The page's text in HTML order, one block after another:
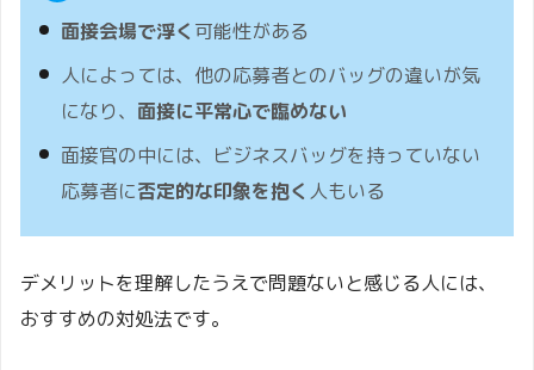
面接会場で浮く 可能性がある
人によっては、他の応募者とのバッグの違いが気
になり、 面接に平常心で臨めない
面接官の中には、ビジネスバッグを持っていない
応募者に否定的な印象を抱く 人もいる
デメリットを理解したうえで問題ないと感じる人には、
おすすめの対処法です。